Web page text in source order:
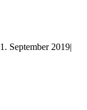
September 2019|